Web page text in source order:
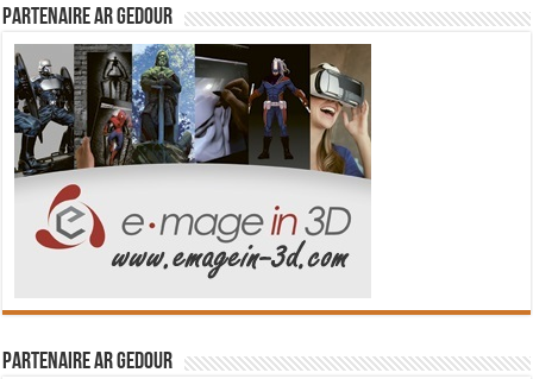
Partenaire Ar Gedour
Partenaire Ar Gedour